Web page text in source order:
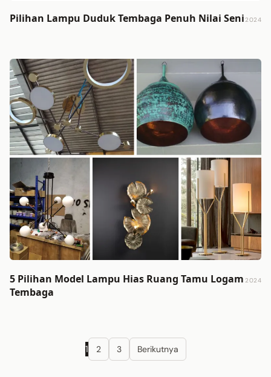
Pilihan Lampu Duduk Tembaga Penuh Nilai Seni2024
5 Pilihan Model Lampu Hias Ruang Tamu Logam
Tembaga
2024
Paginasi
pos
1 2 3 Berikutnya